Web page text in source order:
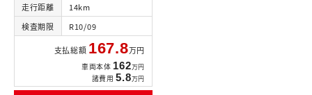
走行距離
14km
検査期限
R10/09
支払総額 167.8万円
車両本体 162万円
諸費用 5.8万円